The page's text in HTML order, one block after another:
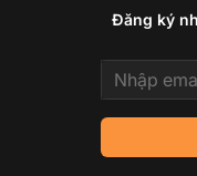
Đăng ký
Email